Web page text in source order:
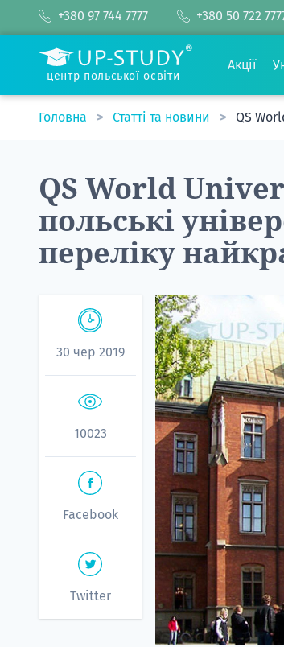
+380 97 744 7777 +380 50 722
центр польської освіти
Акції
Головна Статті та новини QS
QS World
польські
переліку
30 чер 2019
10023
Facebook
Twitter